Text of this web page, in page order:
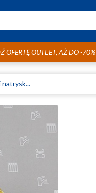
OFERTĘ OUTLET, AŻ DO -70%